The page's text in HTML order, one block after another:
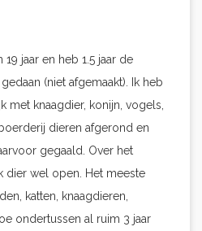
jaar en heb 1.5 jaar de
(niet afgemaakt). Ik heb
met knaagdier, konijn, vogels,
dieren afgerond en
gegaald. Over het
dier wel open. Het meeste
katten, knaagdieren,
ondertussen al ruim 3 jaar